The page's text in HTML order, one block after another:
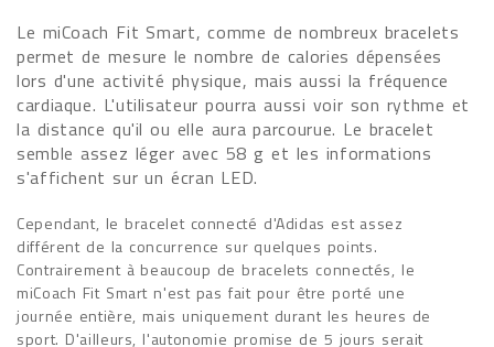
Le miCoach Fit Smart, comme de nombreux bracelets
permet de mesure le nombre de calories dépensées
lors d'une activité physique, mais aussi la fréquence
cardiaque. L'utilisateur pourra aussi voir son rythme et
la distance qu'il ou elle aura parcourue. Le bracelet
semble assez léger avec 58 g et les informations
s'affichent sur un écran LED.
Cependant, le bracelet connecté d'Adidas est assez
différent de la concurrence sur quelques points.
Contrairement à beaucoup de bracelets connectés, le
miCoach Fit Smart n'est pas fait pour être porté une
journée entière, mais uniquement durant les heures de
sport. D'ailleurs, l'autonomie promise de 5 jours serait